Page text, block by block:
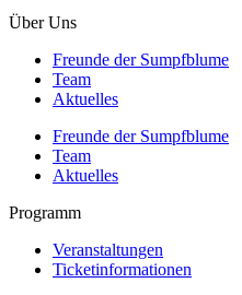
Über Uns
Freunde der Sumpfblume
Team
Aktuelles
Freunde der Sumpfblume
Team
Aktuelles
Programm
Veranstaltungen
Ticketinformationen